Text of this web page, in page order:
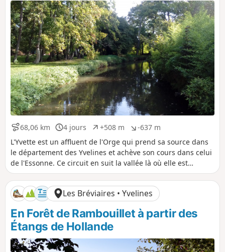
i
t
i
f
t
i
f
68,06 km
D
i
s
t
a
n
c
e
4 jours
D
u
r
é
e
+508 m
D
é
n
i
v
e
l
é
p
o
i
t
-637 m
D
é
n
i
v
e
l
é
n
é
t
L'Yvette est un affluent de l'Orge qui prend sa source dans
le département des Yvelines et achève son cours dans celui
de l'Essonne. Ce circuit en suit la vallée là où elle est
accessible en train. À dominante forestière sur sa première
étape, il alterne ensuite les secteurs boisés et les secteurs
urbanisés sur des chemins aménagés le long de la rivière.
Les Bréviaires • Yvelines
En Forêt de Rambouillet à partir des
Étangs de Hollande